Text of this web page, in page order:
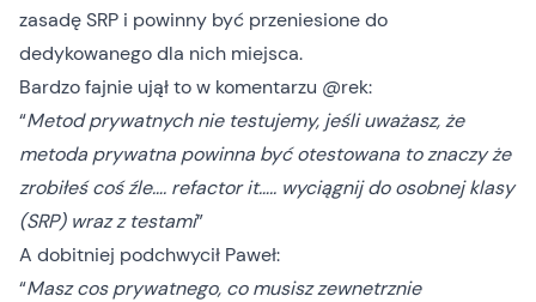
zasadę SRP i powinny być przeniesione do
dedykowanego dla nich miejsca.
Bardzo fajnie ujął to w komentarzu @rek:
“Metod prywatnych nie testujemy, jeśli uważasz, że
metoda prywatna powinna być otestowana to znaczy że
zrobiłeś coś źle…. refactor it….. wyciągnij do osobnej klasy
(SRP) wraz z testami”
A dobitniej podchwycił Paweł:
“Masz cos prywatnego, co musisz zewnetrznie